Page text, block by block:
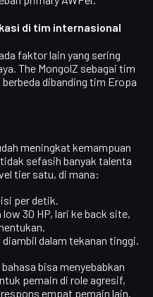
di tim internasional
faktor lain yang sering
. The MongolZ sebagai tim
dibanding tim Eropa
meningkat kemampuan
sefasih banyak talenta
tier satu, di mana:
per detik.
30 HP, lari ke back site,
dalam tekanan tinggi.
bisa menyebabkan
pemain di role agresif,
empat pemain lain.